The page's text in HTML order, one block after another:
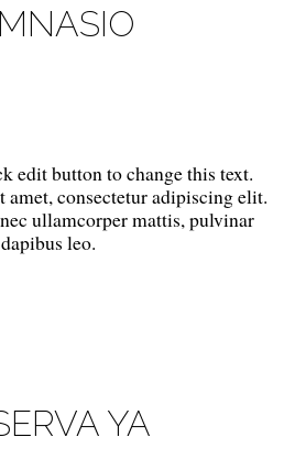
edit button to change this text.
consectetur adipiscing elit.
ullamcorper mattis, pulvinar
dapibus leo.
YA